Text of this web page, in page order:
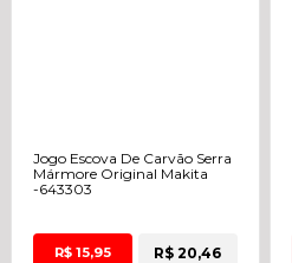
Jogo Escova De Carvão Serra
Mármore Original Makita
-643303
R$ 15,95 R$ 20,46